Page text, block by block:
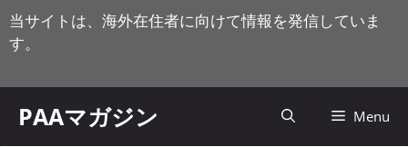
コ
ン
テ
当サイトは、海外在住者に向けて情報を発信していま
す。
PAAマガジン Menu